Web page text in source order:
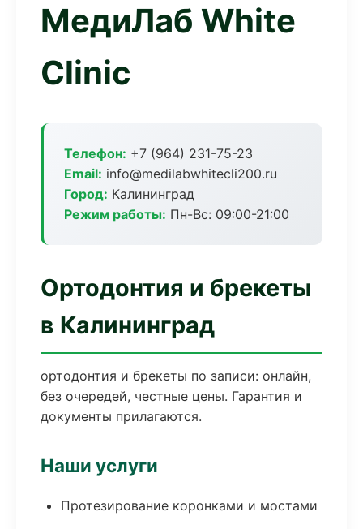
МедиЛаб White
Clinic
Телефон: +7 (964) 231-75-23
Email: info@medilabwhitecli200.ru
Город: Калининград
Режим работы: Пн-Вс: 09:00-21:00
Ортодонтия и брекеты
в Калининград
ортодонтия и брекеты по записи: онлайн,
без очередей, честные цены. Гарантия и
документы прилагаются.
Наши услуги
Протезирование коронками и мостами